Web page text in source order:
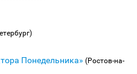
Понедельника» (Ростов-на-